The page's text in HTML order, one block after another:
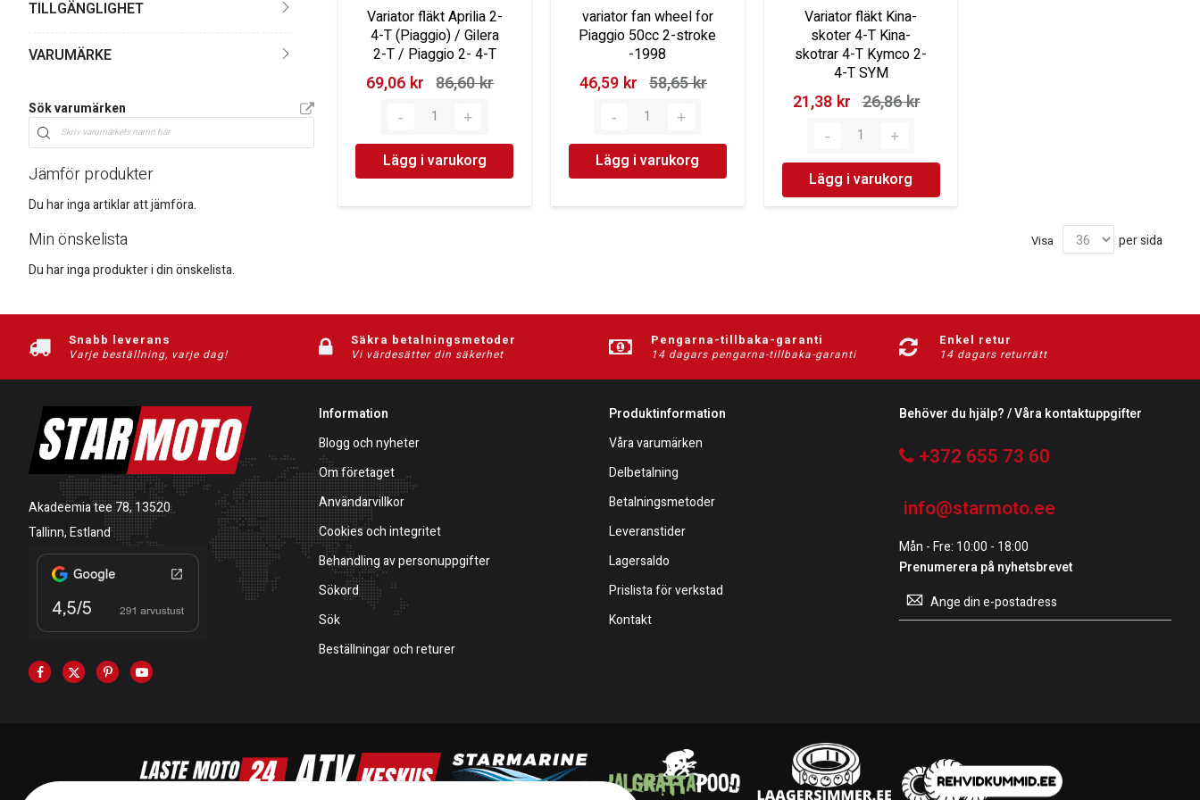
Variator fläkt Aprilia 2-
4-T (Piaggio) / Gilera
2-T / Piaggio 2- 4-T
69,06 kr‎ 86,60 kr‎
Lägg i varukorg
variator fan wheel for
Piaggio 50cc 2-stroke
-1998
46,59 kr‎ 58,65 kr‎
Lägg i varukorg
Variator fläkt Kina-
skoter 4-T Kina-
skotrar 4-T Kymco 2-
4-T SYM
21,38 kr‎ 26,86 kr‎
Lägg i varukorg
Visa per sida
TILLGÄNGLIGHET
VARUMÄRKE
Sök varumärken
Jämför produkter
Du har inga artiklar att jämföra.
Min önskelista
Du har inga produkter i din önskelista.
Snabb leverans
Varje beställning, varje dag!
Säkra betalningsmetoder
Vi värdesätter din säkerhet
Pengarna-tillbaka-garanti
14 dagars pengarna-tillbaka-garanti
Enkel retur
14 dagars returrätt
Akadeemia tee 78, 13520
Tallinn, Estland
Information
Blogg och nyheter
Om företaget
Användarvillkor
Cookies och integritet
Behandling av personuppgifter
Sökord
Sök
Beställningar och returer
Produktinformation
Våra varumärken
Delbetalning
Betalningsmetoder
Leveranstider
Lagersaldo
Prislista för verkstad
Kontakt
Behöver du hjälp? / Våra kontaktuppgifter
+372 655 73 60
info@starmoto.ee
Mån - Fre: 10:00 - 18:00
Prenumerera på nyhetsbrevet
Prenumerera
på
vårt